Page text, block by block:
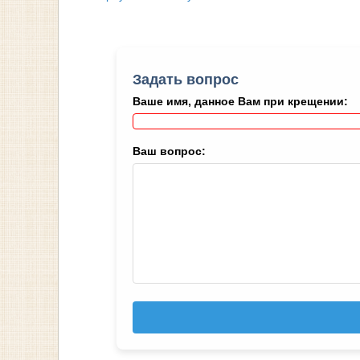
Задать вопрос
Ваше имя, данное Вам при крещении:
Ваш вопрос: